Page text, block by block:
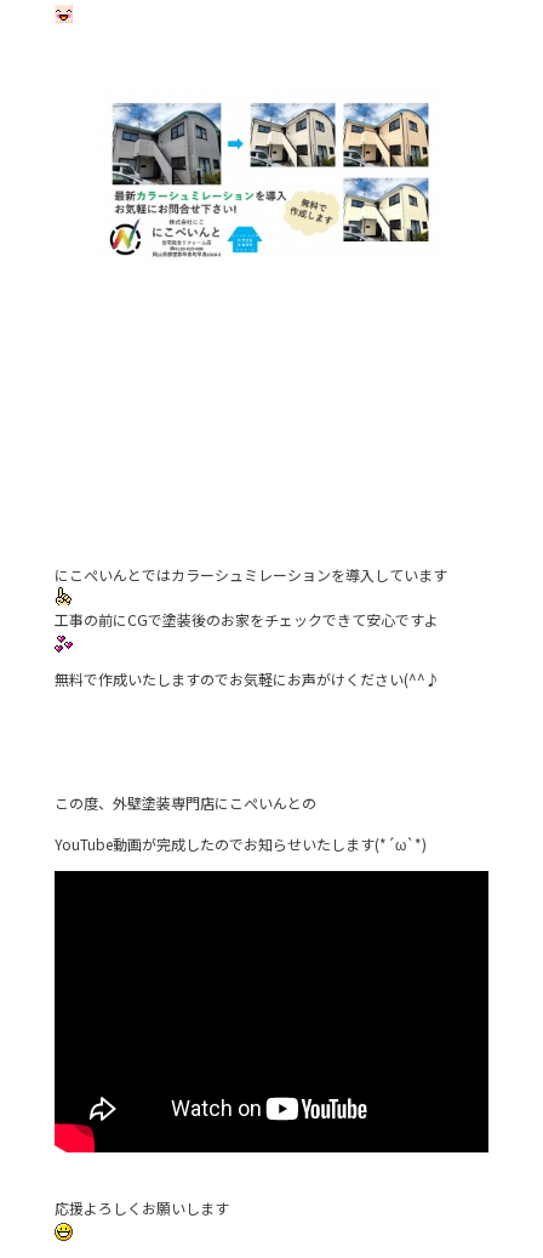
にこぺいんとではカラーシュミレーションを導入しています
工事の前にCGで塗装後のお家をチェックできて安心ですよ
無料で作成いたしますのでお気軽にお声がけください(^^♪
この度、外壁塗装専門店にこぺいんとの
YouTube動画が完成したのでお知らせいたします(*´ω`*)
応援よろしくお願いします